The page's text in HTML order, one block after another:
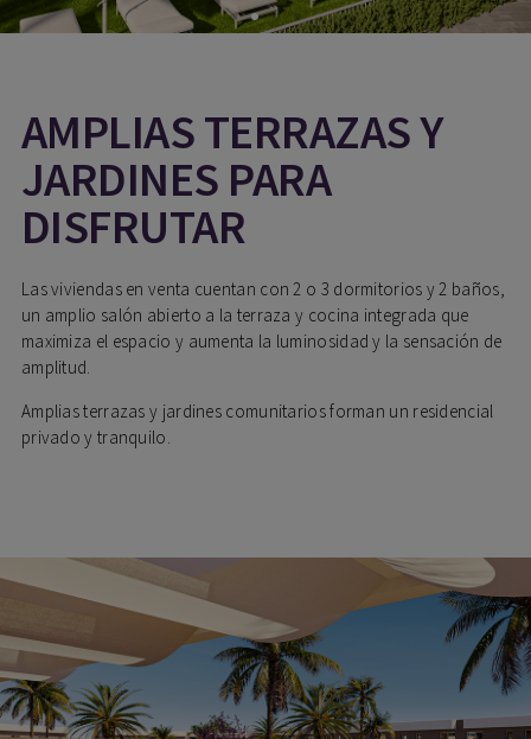
AMPLIAS TERRAZAS Y
JARDINES PARA
DISFRUTAR
Las viviendas en venta cuentan con 2 o 3 dormitorios y 2 baños,
un amplio salón abierto a la terraza y cocina integrada que
maximiza el espacio y aumenta la luminosidad y la sensación de
amplitud.
Amplias terrazas y jardines comunitarios forman un residencial
privado y tranquilo.